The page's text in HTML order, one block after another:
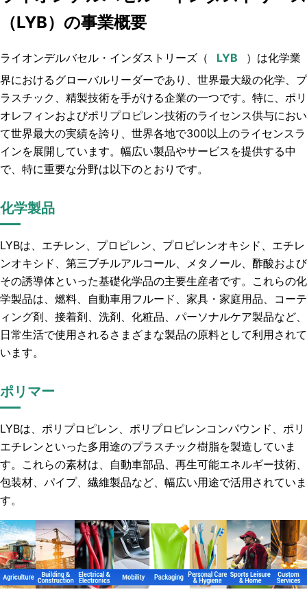
（LYB）の事業概要
ライオンデルバセル・インダストリーズ（
）は化学業
界におけるグローバルリーダーであり、世界最大級の化学、プ
ラスチック、精製技術を手がける企業の一つです。特に、ポリ
オレフィンおよびポリプロピレン技術のライセンス供与におい
て世界最大の実績を誇り、世界各地で300以上のライセンスラ
インを展開しています。幅広い製品やサービスを提供する中
で、特に重要な分野は以下のとおりです。
化学製品
LYBは、エチレン、プロピレン、プロピレンオキシド、エチレ
ンオキシド、第三ブチルアルコール、メタノール、酢酸および
その誘導体といった基礎化学品の主要生産者です。これらの化
学製品は、燃料、自動車用フルード、家具・家庭用品、コーテ
ィング剤、接着剤、洗剤、化粧品、パーソナルケア製品など、
日常生活で使用されるさまざまな製品の原料として利用されて
います。
ポリマー
LYBは、ポリプロピレン、ポリプロピレンコンパウンド、ポリ
エチレンといった多用途のプラスチック樹脂を製造していま
す。これらの素材は、自動車部品、再生可能エネルギー技術、
包装材、パイプ、繊維製品など、幅広い用途で活用されていま
す。